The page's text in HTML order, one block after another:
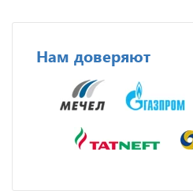
Нам доверяют